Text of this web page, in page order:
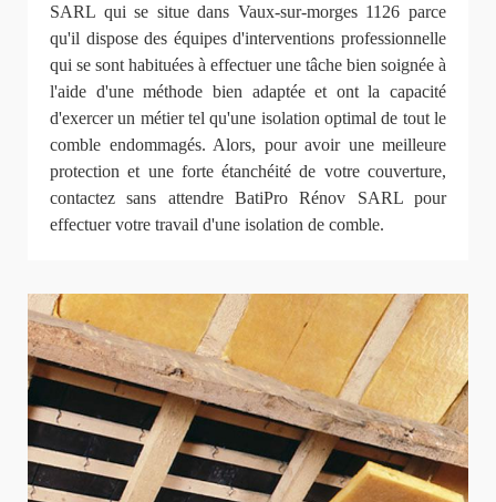
SARL qui se situe dans Vaux-sur-morges 1126 parce
qu'il dispose des équipes d'interventions professionnelle
qui se sont habituées à effectuer une tâche bien soignée à
l'aide d'une méthode bien adaptée et ont la capacité
d'exercer un métier tel qu'une isolation optimal de tout le
comble endommagés. Alors, pour avoir une meilleure
protection et une forte étanchéité de votre couverture,
contactez sans attendre BatiPro Rénov SARL pour
effectuer votre travail d'une isolation de comble.